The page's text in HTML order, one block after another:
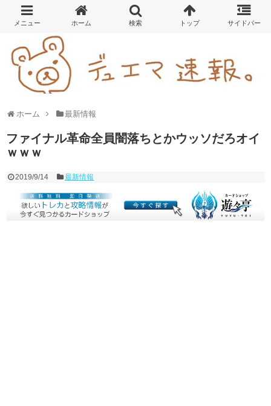
ホーム 最新情報
ファイナル革命全員闇落ちとかウッソだろオイ
ｗｗｗ
2019/9/14 最新情報